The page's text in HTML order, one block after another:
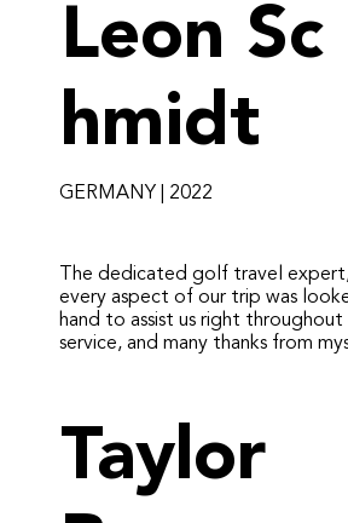
Leon Sc
hmidt
GERMANY | 2022
The dedicated golf travel
every aspect of our trip was
hand to assist us right
service, and many thanks from
Taylor